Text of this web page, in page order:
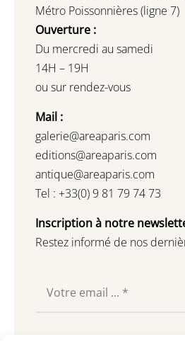
Métro Poissonnières (ligne 7)
Ouverture :
Du mercredi au samedi
14H – 19H
ou sur rendez-vous
Mail :
galerie@areaparis.com
editions@areaparis.com
antique@areaparis.com
Tel : +33(0) 9 81 79 74 73
Inscription à notre
Restez informé de nos